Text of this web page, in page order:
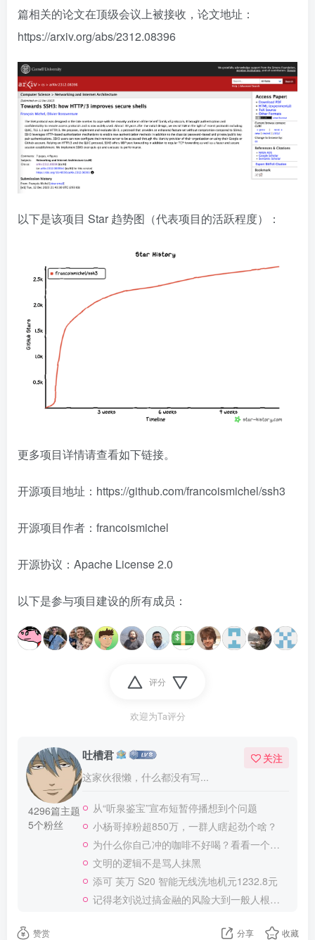
篇相关的论文在顶级会议上被接收，论文地址：
https://arxiv.org/abs/2312.08396
以下是该项目 Star 趋势图（代表项目的活跃程度）：
更多项目详情请查看如下链接。
开源项目地址：https://github.com/francoismichel/ssh3
开源项目作者：francoismichel
开源协议：Apache License 2.0
以下是参与项目建设的所有成员：
评分
欢迎为Ta评分
4296篇主题
5个粉丝
吐槽君
这家伙很懒，什么都没有写...
关注
从“听泉鉴宝”宣布短暂停播想到个问题
小杨哥掉粉超850万，一群人瞎起劲个啥？
为什么你自己冲的咖啡不好喝？看看一个自媒体博主的分享
文明的逻辑不是骂人抹黑
添可 芙万 S20 智能无线洗地机元1232.8元
记得老刘说过搞金融的风险大到一般人根本承受不起
赞赏 分享 收藏